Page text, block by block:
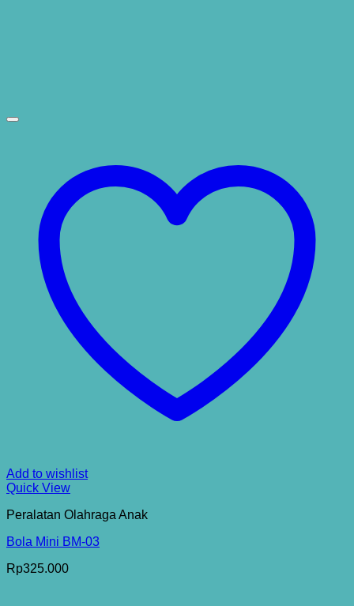
Add to wishlist
Quick View
Peralatan Olahraga Anak
Bola Mini BM-03
Rp325.000